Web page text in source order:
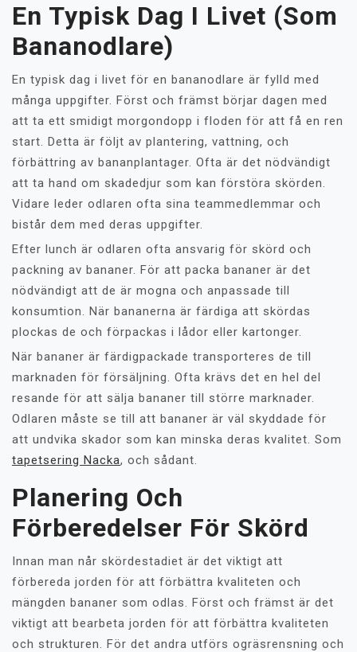
En Typisk Dag I Livet (som
Bananodlare)
En typisk dag i livet för en bananodlare är fylld med
många uppgifter. Först och främst börjar dagen med
att ta ett smidigt morgondopp i floden för att få en ren
start. Detta är följt av plantering, vattning, och
förbättring av bananplantager. Ofta är det nödvändigt
att ta hand om skadedjur som kan förstöra skörden.
Vidare leder odlaren ofta sina teammedlemmar och
bistår dem med deras uppgifter.
Efter lunch är odlaren ofta ansvarig för skörd och
packning av bananer. För att packa bananer är det
nödvändigt att de är mogna och anpassade till
konsumtion. När bananerna är färdiga att skördas
plockas de och förpackas i lådor eller kartonger.
När bananer är färdigpackade transporteres de till
marknaden för försäljning. Ofta krävs det en hel del
resande för att sälja bananer till större marknader.
Odlaren måste se till att bananer är väl skyddade för
att undvika skador som kan minska deras kvalitet. Som
tapetsering Nacka, och sådant.
Planering Och
Förberedelser För Skörd
Innan man når skördestadiet är det viktigt att
förbereda jorden för att förbättra kvaliteten och
mängden bananer som odlas. Först och främst är det
viktigt att bearbeta jorden för att förbättra kvaliteten
och strukturen. För det andra utförs ogräsrensning och